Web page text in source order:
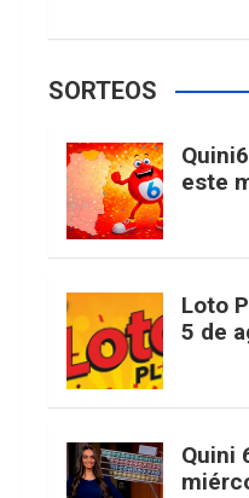
b
o
k
a
i
t
t
e
r
u
b
SORTEOS
este
Loto
5 de
Quini